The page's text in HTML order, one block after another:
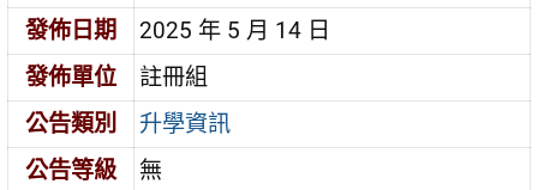
發佈日期
2025 年 5 月 14 日
發佈單位
註冊組
公告類別
升學資訊
公告等級
無